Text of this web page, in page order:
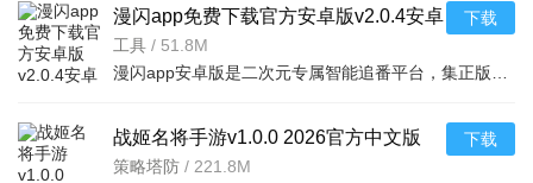
漫闪app免费下载官方安卓版v2.0.4安卓
免费版
工具 / 51.8M
漫闪app安卓版是二次元专属智能追番平台，集正版番剧、弹幕互动与社区交流于一体。AI画质修复+4K高清，多语
下载
战姬名将手游v1.0.0 2026官方中文版
策略塔防 / 221.8M
下载